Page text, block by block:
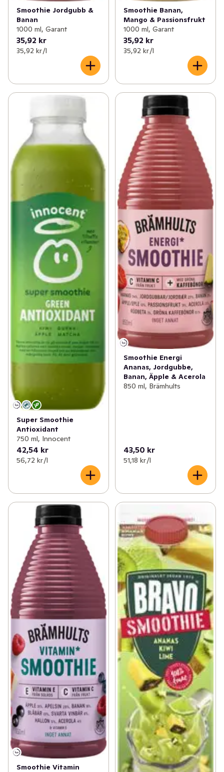
Smoothie Jordgubb &
Banan
1000 ml, Garant
35,92 kr
35,92 kr /l
Smoothie Banan,
Mango & Passionsfrukt
1000 ml, Garant
35,92 kr
35,92 kr /l
Super Smoothie
Antioxidant
750 ml, Innocent
42,54 kr
56,72 kr /l
Smoothie Energi
Ananas, Jordgubbe,
Banan, Äpple & Acerola
850 ml, Brämhults
43,50 kr
51,18 kr /l
Smoothie Vitamin